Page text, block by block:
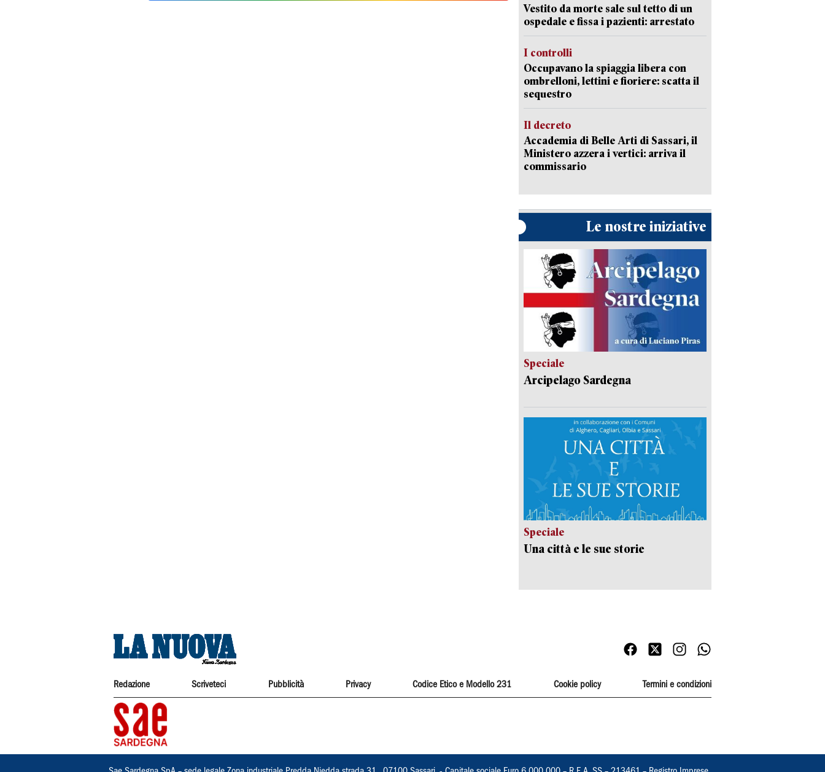
Vestito da morte sale sul tetto di un
ospedale e fissa i pazienti: arrestato
I controlli
Occupavano la spiaggia libera con
ombrelloni, lettini e fioriere: scatta il
sequestro
Il decreto
Accademia di Belle Arti di Sassari, il
Ministero azzera i vertici: arriva il
commissario
Le nostre iniziative
Speciale
Arcipelago Sardegna
Speciale
Una città e le sue storie
Redazione Scriveteci Pubblicità Privacy Codice Etico e Modello 231 Cookie policy Termini e condizioni